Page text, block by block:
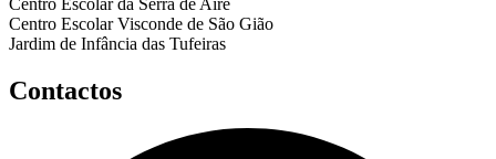
Centro Escolar da Serra de Aire
Centro Escolar Visconde de São Gião
Jardim de Infância das Tufeiras
Contactos